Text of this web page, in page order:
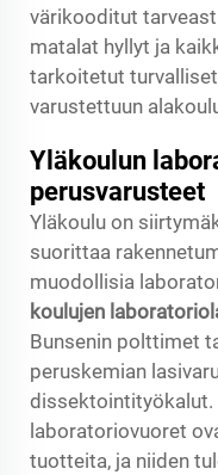
värikooditut
matalat hyllyt ja
tarkoitetut
varustettuun
Yläkoulun
perusvarusteet
Yläkoulu on
suorittaa
muodollisia
koulujen
Bunsenin polttimet
peruskemian
dissektointityökalut.
laboratoriovuoret
tuotteita, ja niiden